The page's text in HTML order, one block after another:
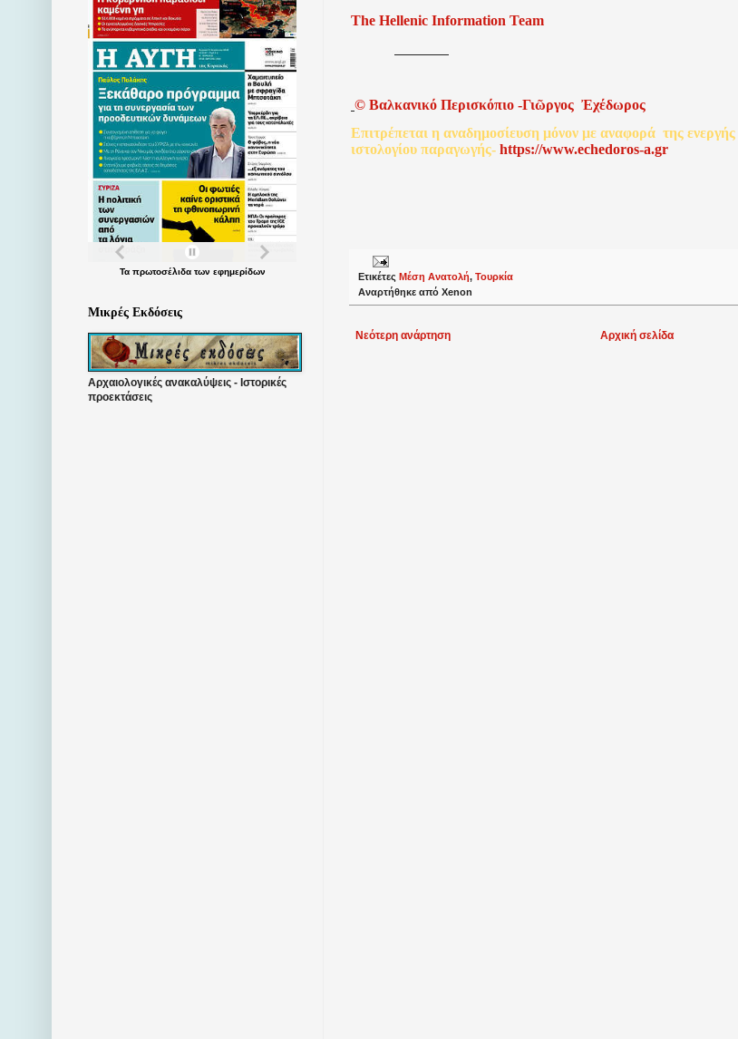
The Hellenic Information Team
© Βαλκανικό Περισκόπιο -Γιῶργος Ἐχέδωρος
Επιτρέπεται η αναδημοσίευση μόνον με αναφορά της ενεργής
ιστολογίου παραγωγής- https://www.echedoros-a.gr
Ετικέτες Μέση Ανατολή, Τουρκία
Αναρτήθηκε από Xenon
Νεότερη ανάρτηση Αρχική σελίδα
Τα πρωτοσέλιδατων εφημερίδων
Μικρές Εκδόσεις
Αρχαιολογικές ανακαλύψεις - Ιστορικές
προεκτάσεις